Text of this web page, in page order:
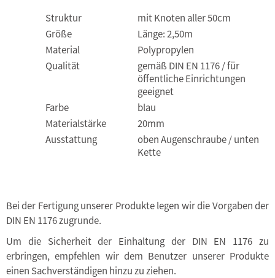
Struktur
mit Knoten aller 50cm
Größe
Länge: 2,50m
Material
Polypropylen
Qualität
gemäß DIN EN 1176 / für
öffentliche Einrichtungen
geeignet
Farbe
blau
Materialstärke
20mm
Ausstattung
oben Augenschraube / unten
Kette
Bei der Fertigung unserer Produkte legen wir die Vorgaben der
DIN EN 1176 zugrunde.
Um die Sicherheit der Einhaltung der DIN EN 1176 zu
erbringen, empfehlen wir dem Benutzer unserer Produkte
einen Sachverständigen hinzu zu ziehen.